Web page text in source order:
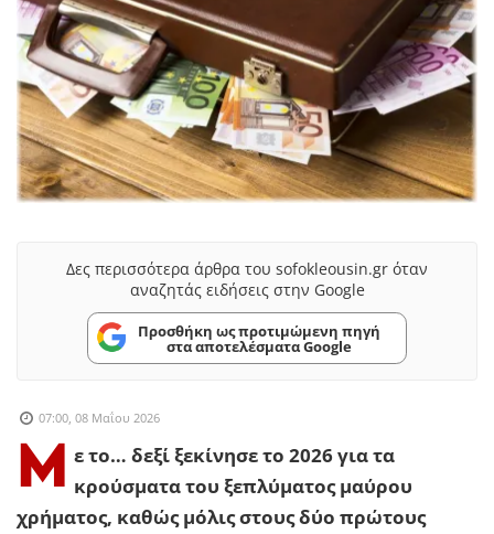
Δες περισσότερα άρθρα του sofokleousin.gr όταν
αναζητάς ειδήσεις στην Google
Προσθήκη ως προτιμώμενη πηγή
στα αποτελέσματα Google
07:00, 08 Μαΐου 2026
Μ
ε το… δεξί ξεκίνησε το 2026 για τα
κρούσματα του ξεπλύματος μαύρου
χρήματος, καθώς μόλις στους δύο πρώτους